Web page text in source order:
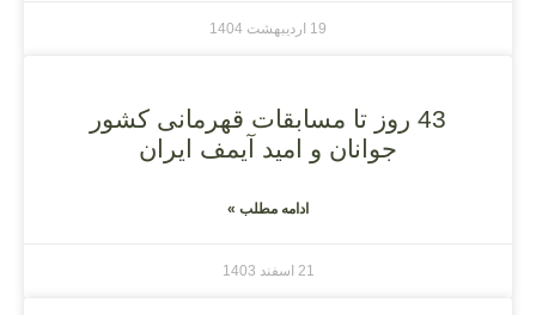
19 اردیبهشت 1404
43 روز تا مسابقات قهرمانی کشور
جوانان و امید آیمف ایران
ادامه مطلب »
21 اسفند 1403